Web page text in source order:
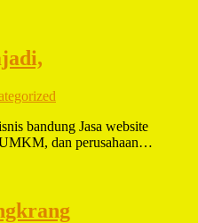
bandung Jasa website
dan perusahaan…